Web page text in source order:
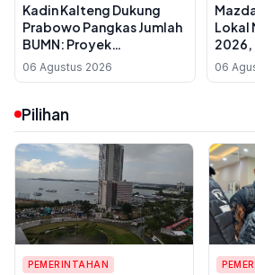
Kadin Kalteng Dukung
Prabowo Pangkas Jumlah
BUMN: Proyek
Infrastruktur Sering
Disubkon, UMKM Daerah
06 Agustus 2026
Lokal
2026,
Juta
06
Pilihan
PEMERINTAHAN